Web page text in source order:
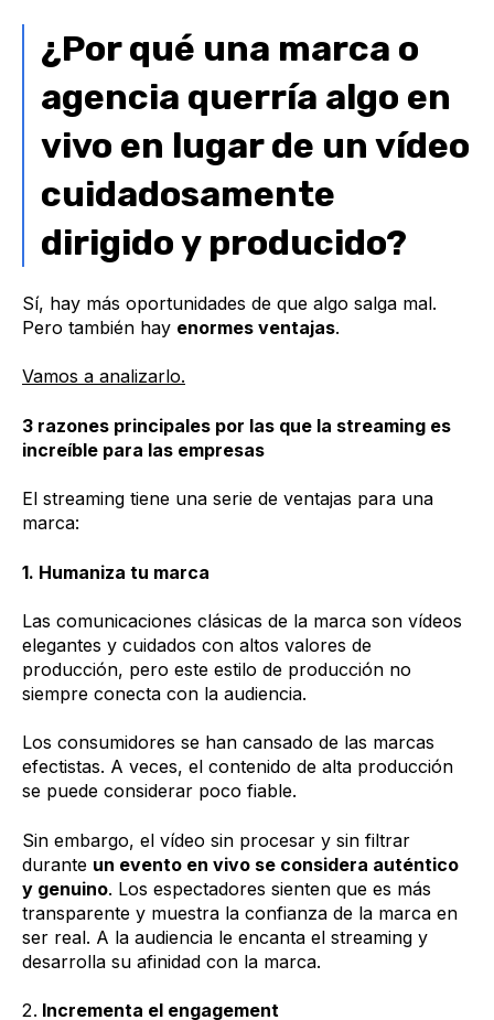
¿Por qué una marca o
agencia querría algo en
vivo en lugar de un vídeo
cuidadosamente
dirigido y producido?
Sí, hay más oportunidades de que algo salga mal.
Pero también hay enormes ventajas.
Vamos a analizarlo.
3 razones principales por las que la streaming es
increíble para las empresas
El streaming tiene una serie de ventajas para una
marca:
1. Humaniza tu marca
Las comunicaciones clásicas de la marca son vídeos
elegantes y cuidados con altos valores de
producción, pero este estilo de producción no
siempre conecta con la audiencia.
Los consumidores se han cansado de las marcas
efectistas. A veces, el contenido de alta producción
se puede considerar poco fiable.
Sin embargo, el vídeo sin procesar y sin filtrar
durante un evento en vivo se considera auténtico
y genuino. Los espectadores sienten que es más
transparente y muestra la confianza de la marca en
ser real. A la audiencia le encanta el streaming y
desarrolla su afinidad con la marca.
Incrementa el engagement